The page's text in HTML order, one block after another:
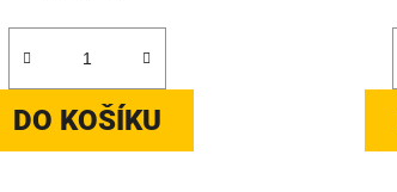
DO KOŠÍKU